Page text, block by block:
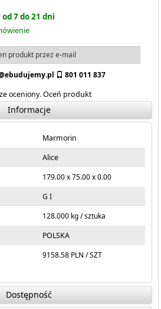
7 do 21 dni
produkt przez e-mail
801 011 837
oceniony.Oceń produkt
Informacje
Marmorin
Alice
179.00 x 75.00 x 0.00
G I
128.000 kg / sztuka
POLSKA
9158.58 PLN / SZT
Dostępność